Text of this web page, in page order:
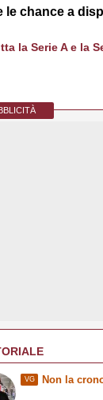
le chance a
la Serie A e la
VG Non la